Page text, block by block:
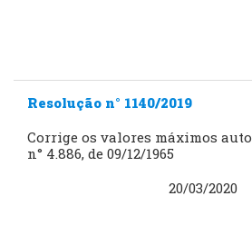
Resolução n° 1140/2019
Corrige os valores máximos
n° 4.886, de 09/12/1965
20/03/2020